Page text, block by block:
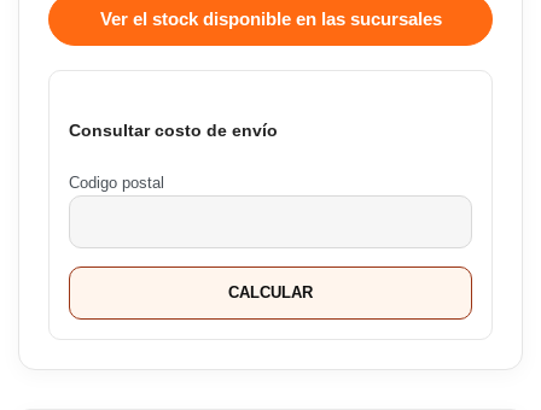
Ver el stock disponible en las sucursales
Consultar costo de envío
Codigo postal
CALCULAR